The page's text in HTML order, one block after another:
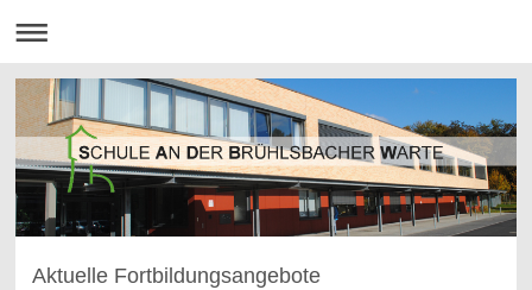
Aktuelle Fortbildungsangebote